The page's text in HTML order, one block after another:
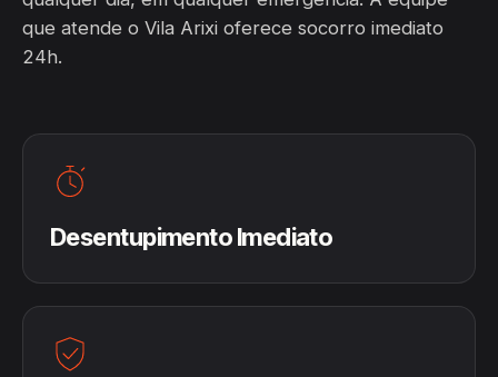
que atende o Vila Arixi oferece socorro imediato
24h.
Desentupimento Imediato